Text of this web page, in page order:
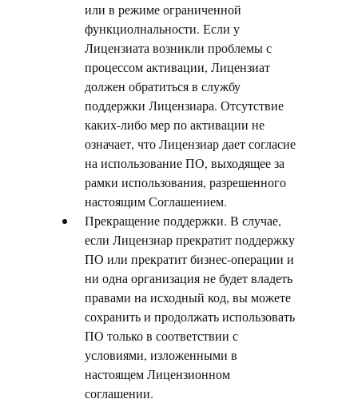
или в режиме ограниченной
функциолнальности. Если у
Лицензиата возникли проблемы с
процессом активации, Лицензиат
должен обратиться в службу
поддержки Лицензиара. Отсутствие
каких-либо мер по активации не
означает, что Лицензиар дает согласие
на использование ПО, выходящее за
рамки использования, разрешенного
настоящим Соглашением.
Прекращение поддержки. В случае,
если Лицензиар прекратит поддержку
ПО или прекратит бизнес-операции и
ни одна организация не будет владеть
правами на исходный код, вы можете
сохранить и продолжать использовать
ПО только в соответствии с
условиями, изложенными в
настоящем Лицензионном
соглашении.